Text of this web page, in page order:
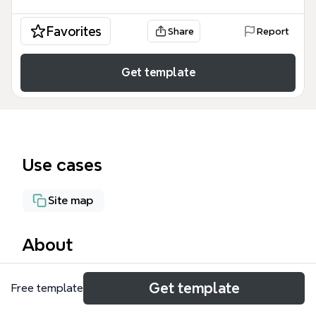
Favorites Share Report
Get template
Use cases
Site map
About
BARCODE ZONASI OSCAR LIVING mind map ini
adalah alat manajemen inventaris komprehensif
Free template Get template